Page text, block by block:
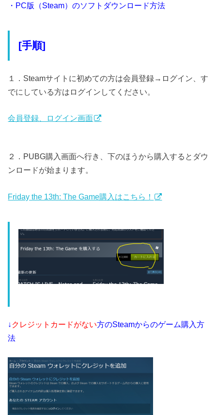
・PC版（Steam）のソフトダウンロード方法
[手順]
１．Steamサイトに初めての方は会員登録→ログイン、す
でにしている方はログインしてください。
会員登録、ログイン画面
２．PUBG購入画面へ行き、下のほうから購入するとダウ
ンロードが始まります。
Friday the 13th: The Game購入はこちら！
↓ クレジットカードがない方のSteamからのゲーム購入方
法